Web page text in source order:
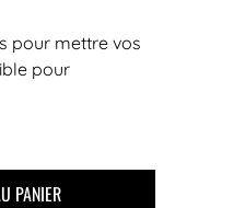
pour mettre vos
pour
PANIER